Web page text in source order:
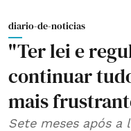
diario-de-noticias
"Ter lei e
continuar
mais
Sete meses após a